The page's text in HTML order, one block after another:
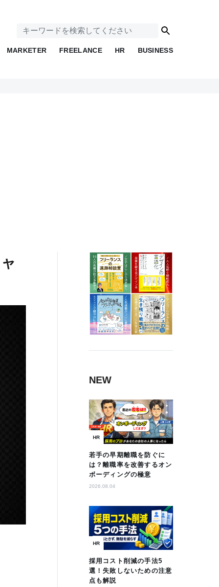
MARKETER FREELANCE HR BUSINESS
NEW
HR
若手の早期離職を防ぐに
は？離職率を改善するオン
ボーディングの極意
2026.08.04
HR
採用コスト削減の手法5
選！失敗しないための注意
点も解説